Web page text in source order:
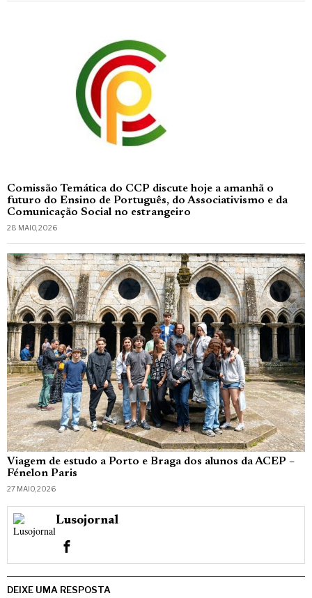
Comissão Temática do CCP discute hoje a amanhã o
futuro do Ensino de Português, do Associativismo e da
Comunicação Social no estrangeiro
28 MAIO, 2026
Viagem de estudo a Porto e Braga dos alunos da ACEP –
Fénelon Paris
27 MAIO, 2026
Lusojornal
DEIXE UMA RESPOSTA